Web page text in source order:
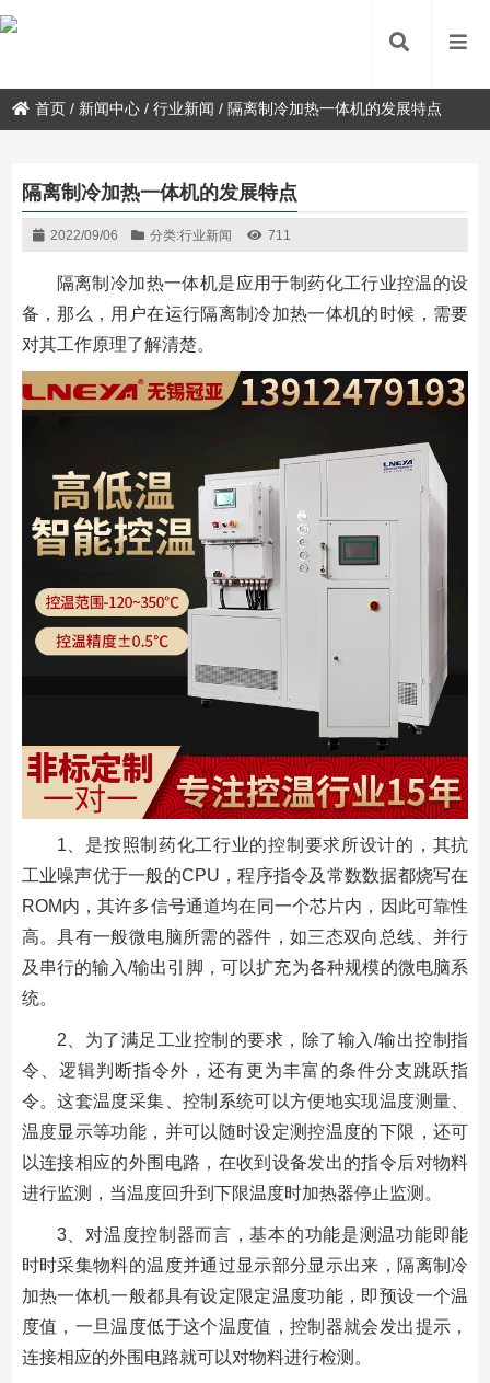
首页 / 新闻中心 /行业新闻 / 隔离制冷加热一体机的发展特点
隔离制冷加热一体机的发展特点
2022/09/06 分类:行业新闻 711
隔离制冷加热一体机是应用于制药化工行业控温的设
备，那么，用户在运行隔离制冷加热一体机的时候，需要
对其工作原理了解清楚。
1、是按照制药化工行业的控制要求所设计的，其抗
工业噪声优于一般的CPU，程序指令及常数数据都烧写在
ROM内，其许多信号通道均在同一个芯片内，因此可靠性
高。具有一般微电脑所需的器件，如三态双向总线、并行
及串行的输入/输出引脚，可以扩充为各种规模的微电脑系
统。
2、为了满足工业控制的要求，除了输入/输出控制指
令、逻辑判断指令外，还有更为丰富的条件分支跳跃指
令。这套温度采集、控制系统可以方便地实现温度测量、
温度显示等功能，并可以随时设定测控温度的下限，还可
以连接相应的外围电路，在收到设备发出的指令后对物料
进行监测，当温度回升到下限温度时加热器停止监测。
3、对温度控制器而言，基本的功能是测温功能即能
时时采集物料的温度并通过显示部分显示出来，隔离制冷
加热一体机一般都具有设定限定温度功能，即预设一个温
度值，一旦温度低于这个温度值，控制器就会发出提示，
连接相应的外围电路就可以对物料进行检测。